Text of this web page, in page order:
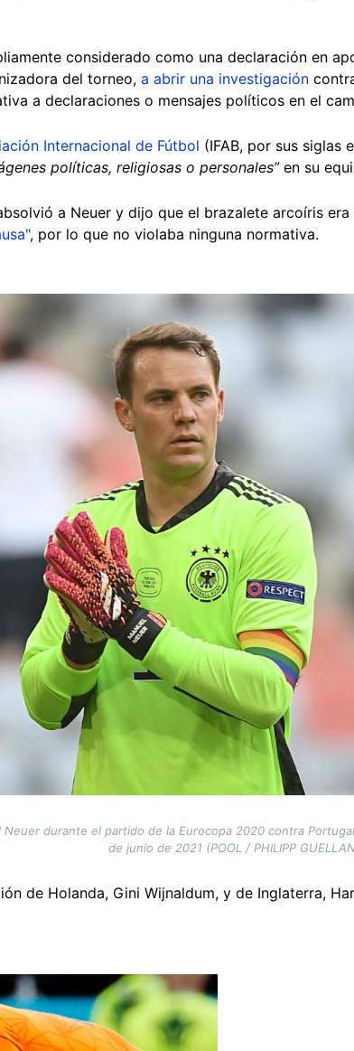
considerado como una declaración en
del torneo, a abrir una investigación
a declaraciones o mensajes políticos en el
Internacional de Fútbol (IFAB, por sus siglas
políticas, religiosas o personales” en su
a Neuer y dijo que el brazalete arcoíris
, por lo que no violaba ninguna normativa.
Neuer durante el partido de la Eurocopa 2020 contra
de junio de 2021 (POOL / PHILIPP
de Holanda, Gini Wijnaldum, y de Inglaterra,